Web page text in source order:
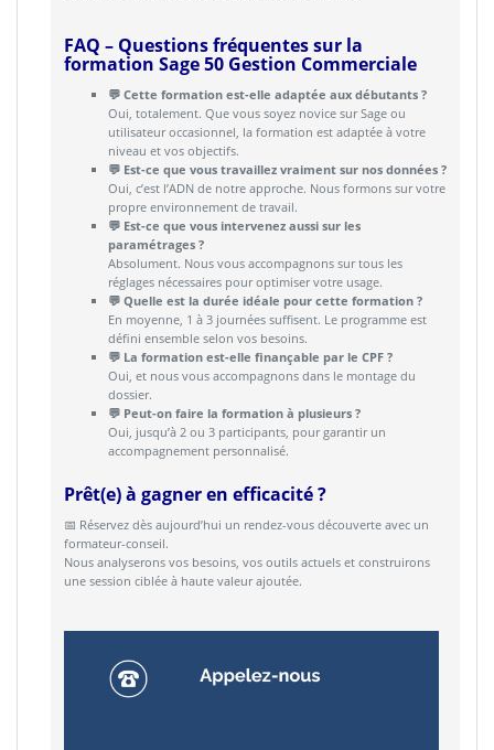
FAQ – Questions fréquentes sur la
formation Sage 50 Gestion Commerciale
💬 Cette formation est-elle adaptée aux débutants ?
Oui, totalement. Que vous soyez novice sur Sage ou
utilisateur occasionnel, la formation est adaptée à votre
niveau et vos objectifs.
💬 Est-ce que vous travaillez vraiment sur nos données ?
Oui, c’est l’ADN de notre approche. Nous formons sur votre
propre environnement de travail.
💬 Est-ce que vous intervenez aussi sur les
paramétrages ?
Absolument. Nous vous accompagnons sur tous les
réglages nécessaires pour optimiser votre usage.
💬 Quelle est la durée idéale pour cette formation ?
En moyenne, 1 à 3 journées suffisent. Le programme est
défini ensemble selon vos besoins.
💬 La formation est-elle finançable par le CPF ?
Oui, et nous vous accompagnons dans le montage du
dossier.
💬 Peut-on faire la formation à plusieurs ?
Oui, jusqu’à 2 ou 3 participants, pour garantir un
accompagnement personnalisé.
Prêt(e) à gagner en efficacité ?
📅 Réservez dès aujourd’hui un rendez-vous découverte avec un
formateur-conseil.
Nous analyserons vos besoins, vos outils actuels et construirons
une session ciblée à haute valeur ajoutée.